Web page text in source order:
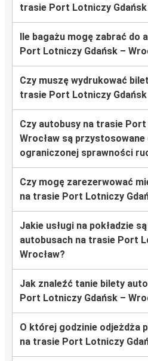
trasie Port Lotniczy Gdańsk
Ile bagażu mogę zabrać do
Port Lotniczy Gdańsk –
Czy muszę wydrukować
trasie Port Lotniczy Gdańsk
Czy autobusy na trasie
Wrocław są
ograniczonej sprawności
Czy mogę zarezerwować
na trasie Port Lotniczy
Jakie usługi na pokładzie
autobusach na trasie Port
Wrocław?
Jak znaleźć tanie bilety
Port Lotniczy Gdańsk –
O której godzinie odjeżdża
na trasie Port Lotniczy